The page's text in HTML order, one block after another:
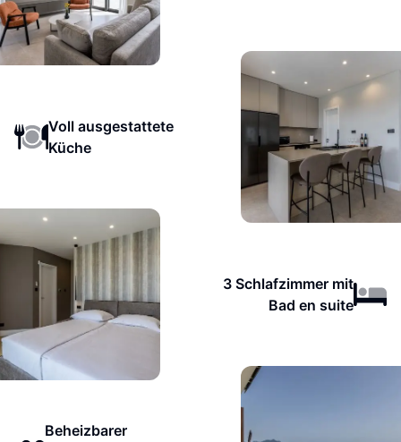
Voll ausgestattete
Küche
3 Schlafzimmer mit
Bad en suite
Beheizbarer